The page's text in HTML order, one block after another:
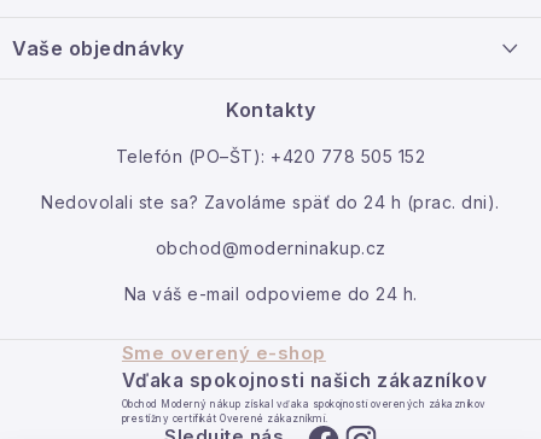
Veľkoobchodná spolupráca
Vaše objednávky
Kontakty
Telefón (PO–ŠT): +420 778 505 152
Nedovolali ste sa? Zavoláme späť do 24 h (prac. dni).
obchod@moderninakup.cz
Na váš e-mail odpovieme do 24 h.
Sme overený e-shop
Vďaka spokojnosti našich zákazníkov
Obchod Moderný nákup získal vďaka spokojnosti overených zákazníkov
prestížny certifikát Overené zákazníkmi.